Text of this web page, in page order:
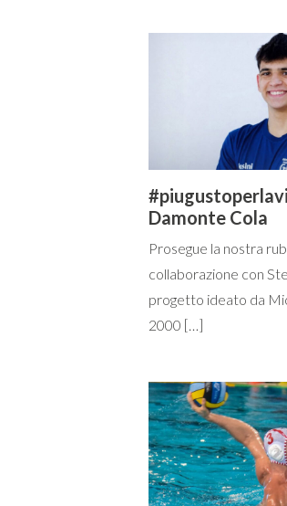
Damonte Cola
Prosegue la nostra
collaborazione con
progetto ideato da
2000 […]